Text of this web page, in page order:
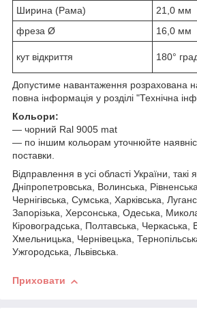
Ширина (Рама)
21,0 мм
фреза Ø
16,0 мм
кут відкриття 180°
Допустиме навантаження розрахована
повна інформація у розділі "Технічна
Кольори:
― чорний Ral 9005 mat
― по іншим кольорам уточнюйте
поставки.
Відправлення в усі області України, такі
Дніпропетровська, Волинська,
Чернігівська, Сумська, Харківська,
Запорізька, Херсонська, Одеська,
Кіровоградська, Полтавська, Черкаська,
Хмельницька, Чернівецька,
Ужгородська, Львівська.
Приховати